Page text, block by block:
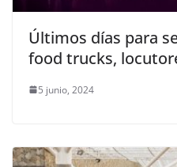
Últimos días para
food trucks,
5 junio, 2024